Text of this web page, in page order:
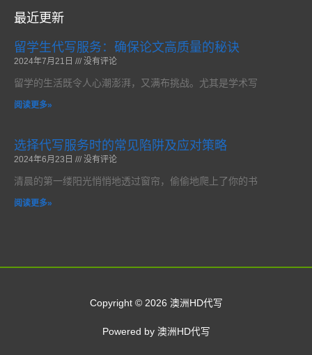
最近更新
留学生代写服务：确保论文高质量的秘诀
2024年7月21日 没有评论
留学的生活既令人心潮澎湃，又满布挑战。尤其是学术写
阅读更多»
选择代写服务时的常见陷阱及应对策略
2024年6月23日 没有评论
清晨的第一缕阳光悄悄地透过窗帘，偷偷地爬上了你的书
阅读更多»
Copyright © 2026 澳洲HD代写
Powered by 澳洲HD代写